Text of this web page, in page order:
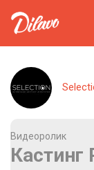
Видеоролик